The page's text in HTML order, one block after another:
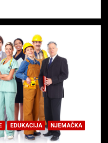
EDUKACIJA
NJEMAČKA